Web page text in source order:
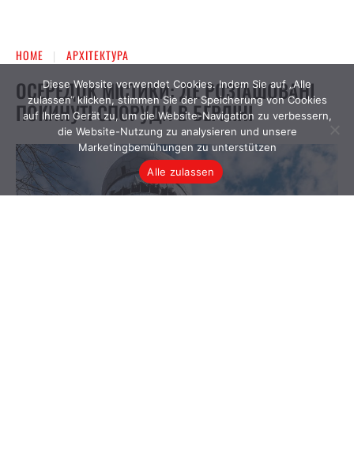
Diese Website verwendet Cookies. Indem Sie auf „Alle
zulassen“ klicken, stimmen Sie der Speicherung von Cookies
auf Ihrem Gerät zu, um die Website-Navigation zu verbessern,
die Website-Nutzung zu analysieren und unsere
Marketingbemühungen zu unterstützen
Alle zulassen